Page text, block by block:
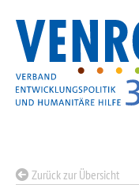
content
Zurück zur Übersicht